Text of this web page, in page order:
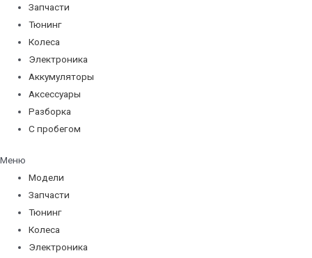
Запчасти
Тюнинг
Колеса
Электроника
Аккумуляторы
Аксессуары
Разборка
С пробегом
Меню
Модели
Запчасти
Тюнинг
Колеса
Электроника